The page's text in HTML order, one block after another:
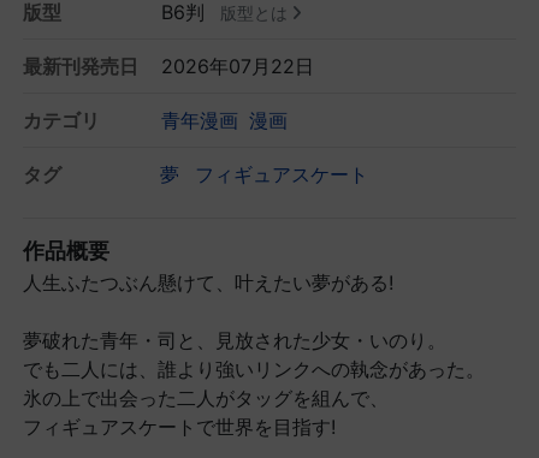
版型 B6判 版型とは
最新刊発売日 2026年07月22日
カテゴリ 青年漫画 漫画
タグ 夢 フィギュアスケート
作品概要
人生ふたつぶん懸けて、叶えたい夢がある!
夢破れた青年・司と、見放された少女・いのり。
でも二人には、誰より強いリンクへの執念があった。
氷の上で出会った二人がタッグを組んで、
フィギュアスケートで世界を目指す!